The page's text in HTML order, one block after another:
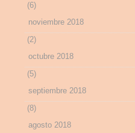
(6)
noviembre 2018
(2)
octubre 2018
(5)
septiembre 2018
(8)
agosto 2018